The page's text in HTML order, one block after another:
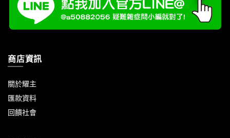
商店資訊
關於耀主
匯款資料
回饋社會